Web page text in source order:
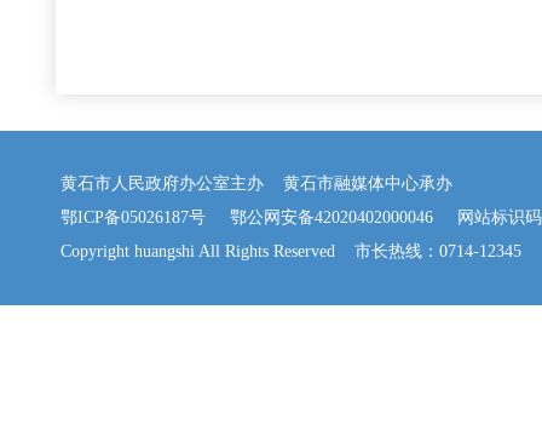
黄石市人民政府办公室主办 黄石市融媒体中心承办
鄂ICP备05026187号
鄂公网安备42020402000046 网站标识码
Copyright huangshi All Rights Reserved 市长热线：0714-12345